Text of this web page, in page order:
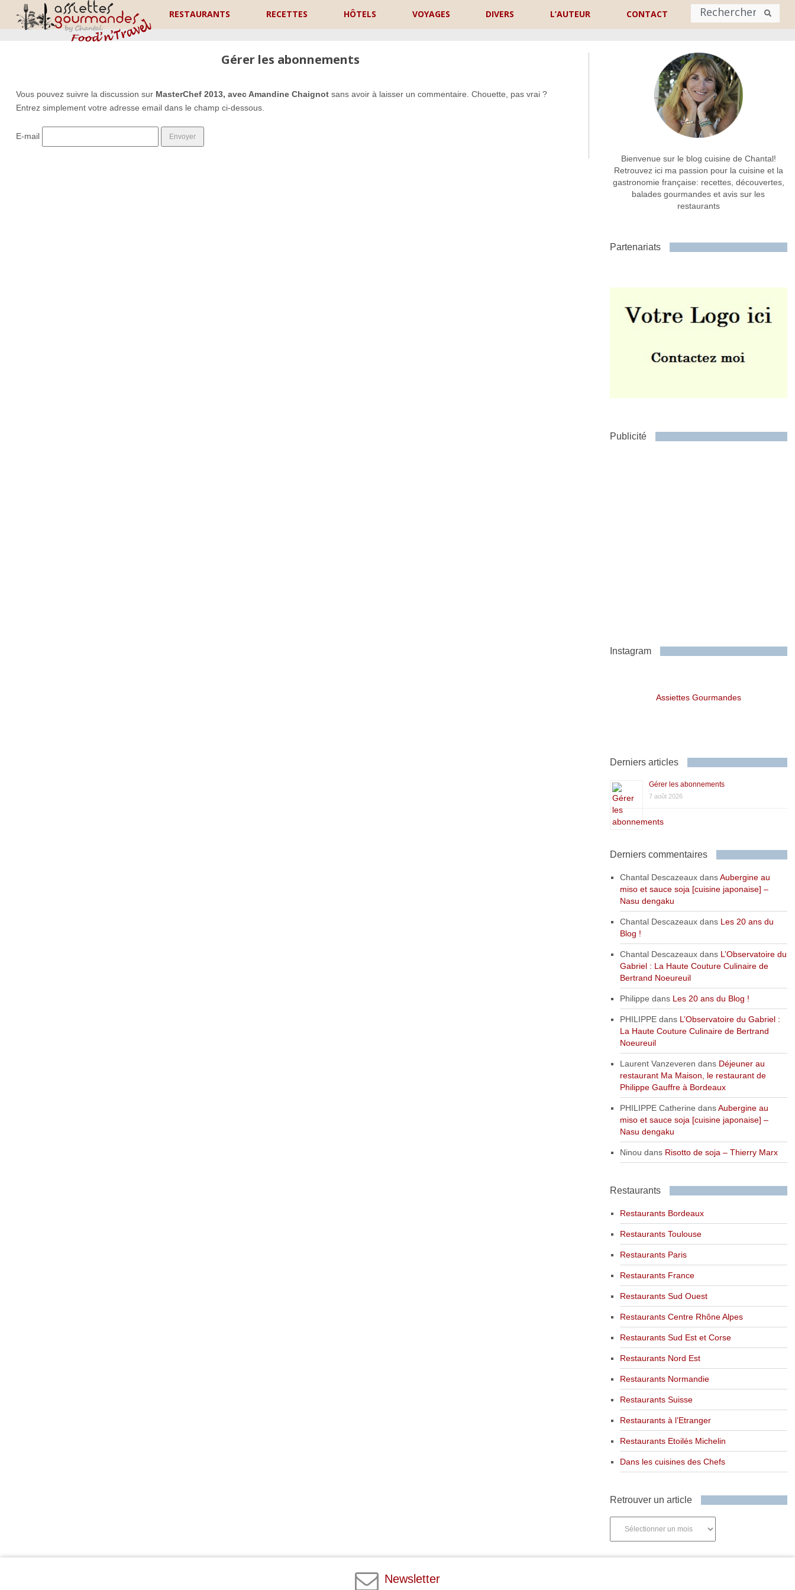
RESTAURANTS RECETTES HÔTELS VOYAGES DIVERS L’AUTEUR CONTACT
Nom
Commentaire ou message *
Gérer les abonnements
Vous pouvez suivre la discussion sur MasterChef 2013, avec Amandine Chaignotsans avoir à laisser un commentaire. Chouette, pas vrai ?
Entrez simplement votre adresse email dans le champ ci-dessous.
E-mail
Bienvenue sur le blog cuisine de Chantal!
Retrouvez ici ma passion pour la cuisine et la
gastronomie française: recettes, découvertes,
balades gourmandes et avis sur les
restaurants
Partenariats
Publicité
Instagram
Assiettes Gourmandes
Derniers articles
Gérer les abonnements
7 août 2026
Derniers commentaires
Chantal DescazeauxdansAubergine au
miso et sauce soja [cuisine japonaise] –
Nasu dengaku
Chantal Descazeauxdans Les 20 ans du
Blog !
Chantal Descazeauxdans L’Observatoire du
Gabriel : La Haute Couture Culinaire de
Bertrand Noeureuil
Philippe dans Les 20 ans du Blog !
PHILIPPEdans L’Observatoire du Gabriel :
La Haute Couture Culinaire de Bertrand
Noeureuil
Laurent Vanzeveren dans Déjeuner au
restaurant Ma Maison, le restaurant de
Philippe Gauffre à Bordeaux
PHILIPPE Catherine dansAubergine au
miso et sauce soja [cuisine japonaise] –
Nasu dengaku
Ninou dans Risotto de soja – Thierry Marx
Restaurants
Restaurants Bordeaux
Restaurants Toulouse
Restaurants Paris
Restaurants France
Restaurants Sud Ouest
Restaurants Centre Rhône Alpes
Restaurants Sud Est et Corse
Restaurants Nord Est
Restaurants Normandie
Restaurants Suisse
Restaurants à l’Etranger
Restaurants Etoilés Michelin
Dans les cuisines des Chefs
Retrouver un article
Newsletter